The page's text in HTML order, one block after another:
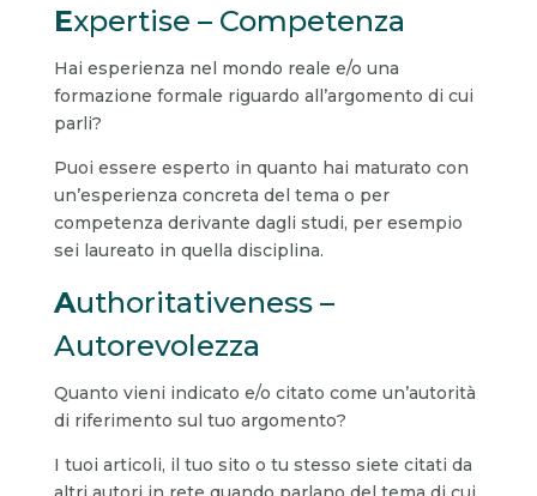
Expertise – Competenza
Hai esperienza nel mondo reale e/o una
formazione formale riguardo all’argomento di cui
parli?
Puoi essere esperto in quanto hai maturato con
un’esperienza concreta del tema o per
competenza derivante dagli studi, per esempio
sei laureato in quella disciplina.
Authoritativeness –
Autorevolezza
Quanto vieni indicato e/o citato come un’autorità
di riferimento sul tuo argomento?
I tuoi articoli, il tuo sito o tu stesso siete citati da